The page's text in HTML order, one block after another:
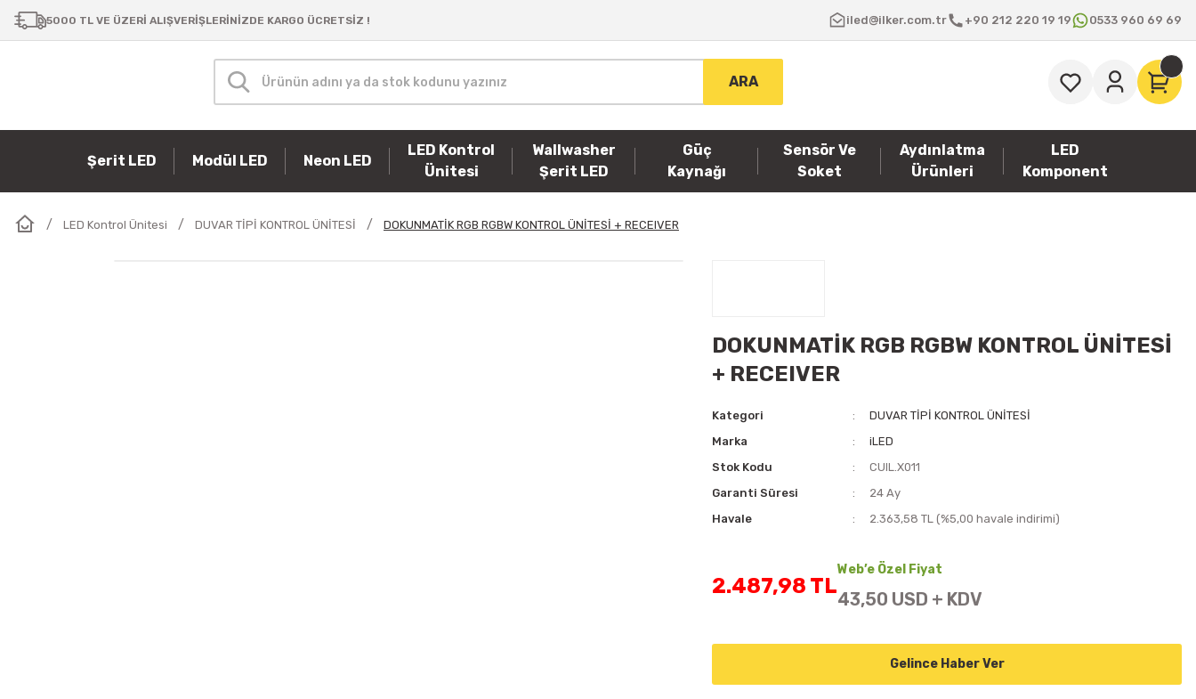
5000 TL VE ÜZERİ ALIŞVERİŞLERİNİZDE KARGO ÜCRETSİZ ! iled@ilker.com.tr +90 212 220 19 19 0533 960 69 69
ARA
Şerit LED Modül LED Neon LED
LED Kontrol
Ünitesi
Wallwasher
Şerit LED
Güç
Kaynağı
Sensör Ve
Soket
Aydınlatma
Ürünleri
LED
Komponent
LED Kontrol Ünitesi DUVAR TİPİ KONTROL ÜNİTESİ DOKUNMATİK RGB RGBW KONTROL ÜNİTESİ + RECEIVER
DOKUNMATİK RGB RGBW KONTROL ÜNİTESİ
+ RECEIVER
Kategori
DUVAR TİPİ KONTROL ÜNİTESİ
Marka
iLED
Stok Kodu
CUIL.X011
Garanti Süresi
24 Ay
Havale
2.363,58 TL (%5,00 havale indirimi)
2.487,98 TL
Web’e Özel Fiyat
43,50 USD + KDV
Gelince Haber Ver